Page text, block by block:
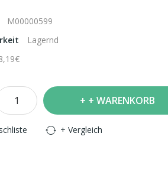
M00000599
Lagernd
+ WARENKORB
+ Vergleich